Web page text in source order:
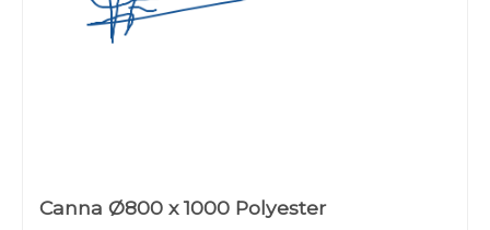
Canna Ø800 x 1000 Polyester